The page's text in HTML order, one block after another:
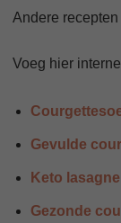
Andere
Voeg hier
Gevulde
Keto
Gezonde